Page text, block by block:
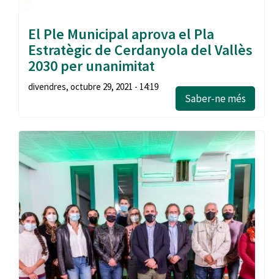
El Ple Municipal aprova el Pla
Estratègic de Cerdanyola del Vallès
2030 per unanimitat
divendres, octubre 29, 2021 - 14:19
Saber-ne més